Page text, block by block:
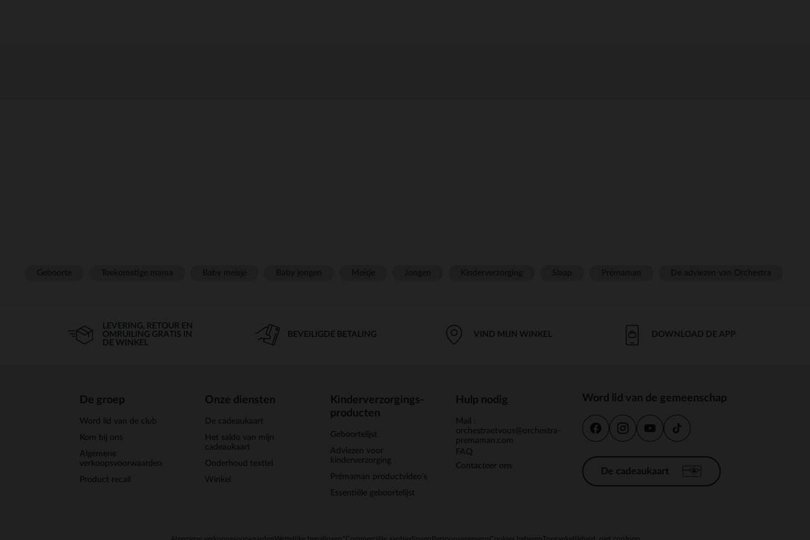
LEVERING, RETOUR EN
OMRUILING GRATIS IN
DE WINKEL
BEVEILIGDE BETALING VIND MIJN WINKEL DOWNLOAD DE APP
De groep
Word lid van de club
Kom bij ons
Algemene
verkoopsvoorwaarden
Product recall
Onze diensten
De cadeaukaart
Het saldo van mijn
cadeaukaart
Onderhoud textiel
Winkel
Kinderverzorgings-
producten
Geboortelijst
Adviezen voor
kinderverzorging
Prémaman productvideo's
Essentiële geboortelijst
Hulp nodig
Mail :
orchestraetvous@orchestra-
premaman.com
FAQ
Contacteer ons
Word lid van de gemeenschap
De cadeaukaart